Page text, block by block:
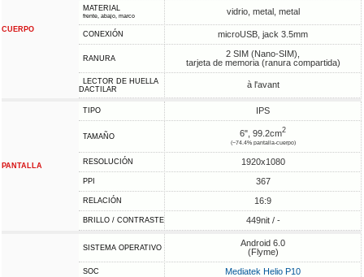
CUERPO
MATERIAL
frente, abajo, marco vidrio, metal, metal
CONEXIÓN microUSB, jack 3.5mm
RANURA
2 SIM (Nano-SIM),
tarjeta de memoria (ranura compartida)
LECTOR DE HUELLA
DACTILAR
à l'avant
PANTALLA
TIPO IPS
TAMAÑO 6", 99.2cm2
(~74.4% pantalla-cuerpo)
RESOLUCIÓN 1920x1080
PPI 367
RELACIÓN 16:9
BRILLO / CONTRASTE 449nit / -
SISTEMA OPERATIVO
Android 6.0
(Flyme)
SOC Mediatek Helio P10